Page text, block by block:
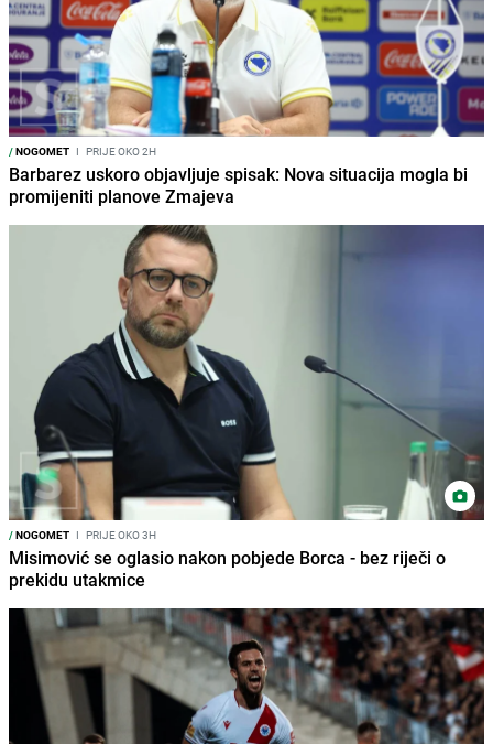
/NOGOMET I PRIJE OKO 2H
Barbarez uskoro objavljuje spisak: Nova situacija mogla bi
promijeniti planove Zmajeva
/NOGOMET I PRIJE OKO 3H
Misimović se oglasio nakon pobjede Borca - bez riječi o
prekidu utakmice